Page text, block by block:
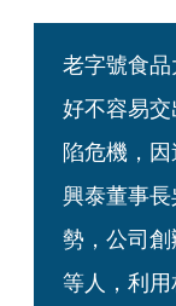
老字號食
好不容易
陷危機，
興泰董事
勢，公司
等人，利